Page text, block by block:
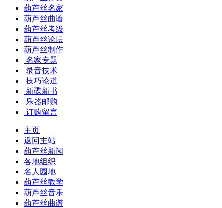
葫芦丝名家
葫芦丝曲谱
葫芦丝考级
葫芦丝论坛
葫芦丝制作
名家专题
录音技术
技巧论道
新碟新书
乐器邮购
订购留言
主页
返回主站
葫芦丝新闻
各地组织
名人园地
葫芦丝教学
葫芦丝音乐
葫芦丝曲谱